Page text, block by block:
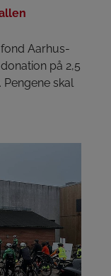
Aarhus-
på 2,5
Pengene skal